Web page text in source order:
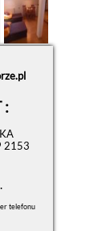
:
2153
telefonu